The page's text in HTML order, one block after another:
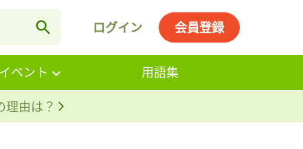
ログイン 会員登録
ベント
用語集
由は？